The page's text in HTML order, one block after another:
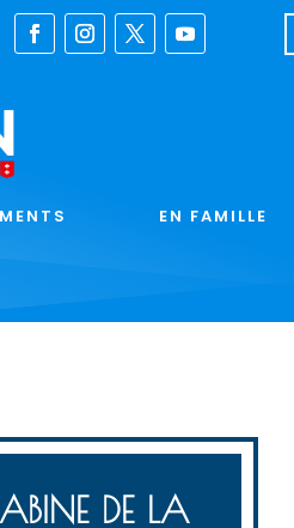
EN FAMILLE
DE LA